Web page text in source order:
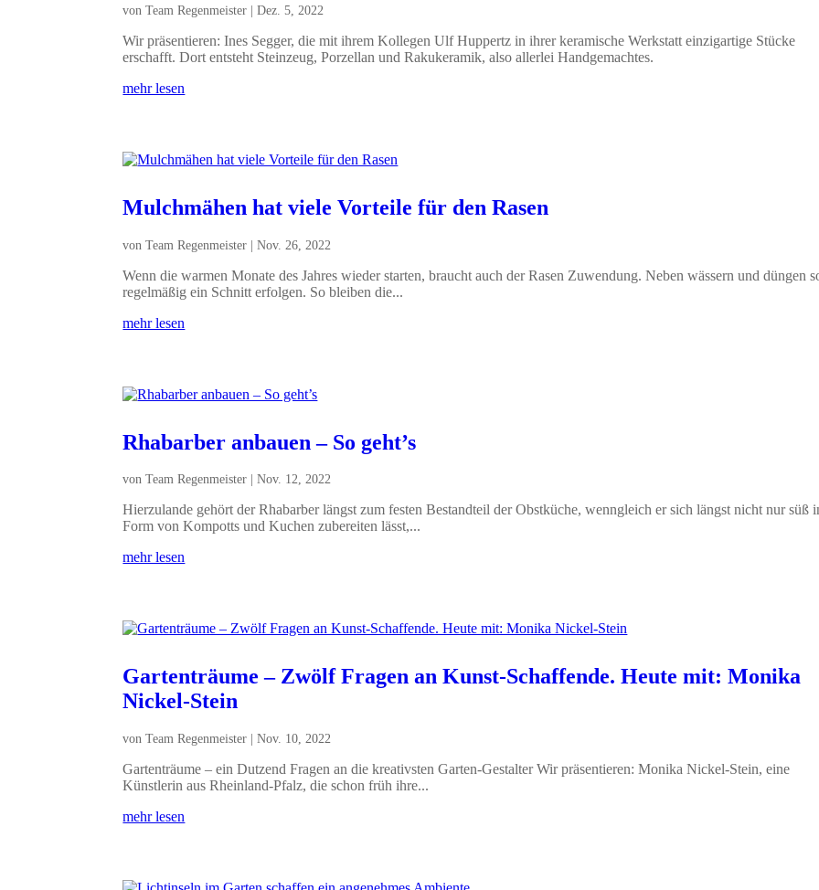
vonTeam Regenmeister |Dez. 5, 2022
Wir präsentieren: Ines Segger, die mit ihrem Kollegen Ulf Huppertz in ihrer keramische Werkstatt einzigartige Stücke
erschafft. Dort entsteht Steinzeug, Porzellan und Rakukeramik, also allerlei Handgemachtes.
mehr lesen
Mulchmähen hat viele Vorteile für den Rasen
vonTeam Regenmeister |Nov. 26, 2022
Wenn die warmen Monate des Jahres wieder starten, braucht auch der Rasen Zuwendung. Neben wässern und düngen
regelmäßig ein Schnitt erfolgen. So bleiben die...
mehr lesen
Rhabarber anbauen – So geht’s
vonTeam Regenmeister |Nov. 12, 2022
Hierzulande gehört der Rhabarber längst zum festen Bestandteil der Obstküche, wenngleich er sich längst nicht nur süß
Form von Kompotts und Kuchen zubereiten lässt,...
mehr lesen
Gartenträume – Zwölf Fragen an Kunst-Schaffende. Heute mit: Monika
Nickel-Stein
vonTeam Regenmeister |Nov. 10, 2022
Gartenträume – ein Dutzend Fragen an die kreativsten Garten-Gestalter Wir präsentieren: Monika Nickel-Stein, eine
Künstlerin aus Rheinland-Pfalz, die schon früh ihre...
mehr lesen